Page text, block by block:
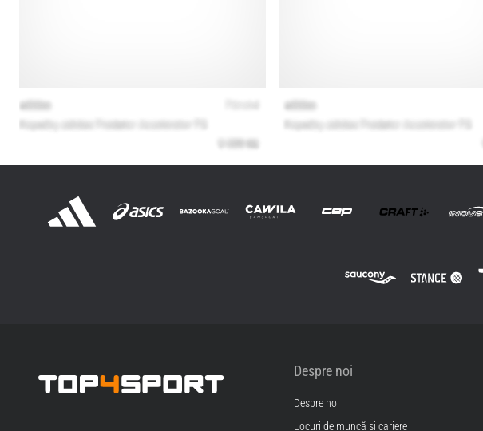
Despre noi
Despre noi
Locuri de muncă și cariere